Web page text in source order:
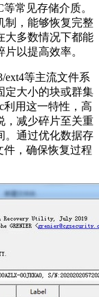
常见存储介质。
制，能够恢复完整
大多数情况下都能
以提高效率。
ext4等主流文件系
定大小的块或群集
利用这一特性，高
，减少碎片至关重
。通过优化数据存
件，确保恢复过程